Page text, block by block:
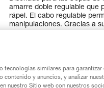
amarre doble regulable que
rápel. El cabo regulable
manipulaciones. Gracias a
tecnologías similares para garantizar
contenido y anuncios, y analizar
nuestro Sitio web con nuestros